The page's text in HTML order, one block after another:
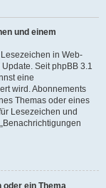
und einem
in Web-
Seit phpBB 3.1
eine
wird. Abonnements
Themas oder eines
Lesezeichen und
oder ein Thema